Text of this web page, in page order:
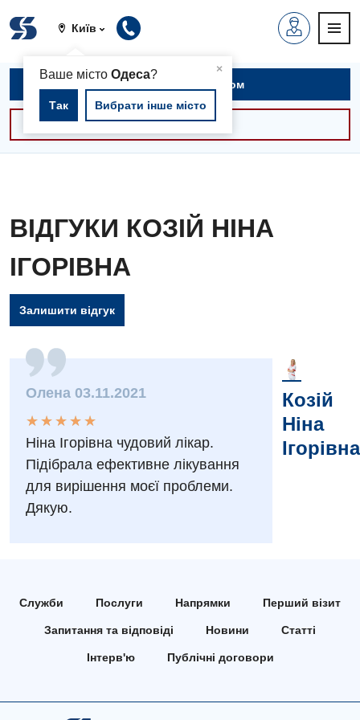
Київ
×
Ваше містоОдеса?
Так Вибрати інше місто
Заходи БПР
Інтернатура
Енциклопедія
Програма лояльності
Відгуки
Діагностика
Ендоскопічне відділення
Інструментальна діагностика
Рентгенографія
Акушерство і гінекологія
Алергологія, імунологія
Безоплатні послуги
Записатися на прийом
Консультації -30%
ВІДГУКИ КОЗІЙ НІНА
ІГОРІВНА
Залишити відгук
Олена 03.11.2021
★
★
★
★
★
★ ★ ★ ★ ★
Ніна Ігорівна чудовий лікар.
Підібрала ефективне лікування
для вирішення моєї проблеми.
Дякую.
Козій
Ніна
Ігорівна
Служби Послуги Напрямки Перший візит
Запитання та відповіді Новини Статті
Інтерв'ю Публічні договори